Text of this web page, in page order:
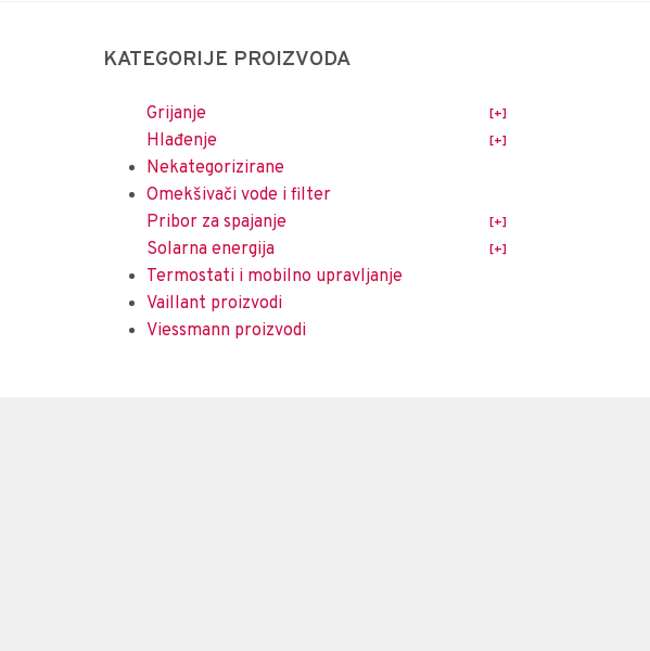
KATEGORIJE PROIZVODA
Grijanje
Hlađenje
Nekategorizirane
Omekšivači vode i filter
Pribor za spajanje
Solarna energija
Termostati i mobilno upravljanje
Vaillant proizvodi
Viessmann proizvodi